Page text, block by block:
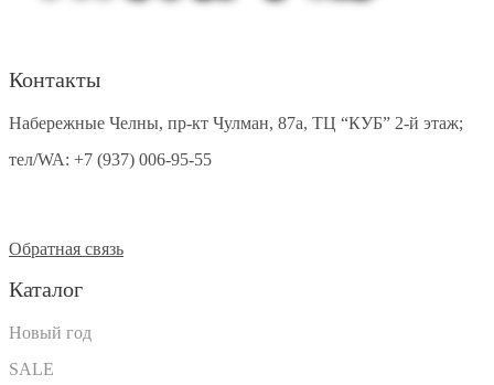
Контакты
Набережные Челны, пр-кт Чулман, 87а, ТЦ “КУБ” 2-й этаж;
тел/WA: +7 (937) 006-95-55
Обратная связь
Каталог
Новый год
SALE